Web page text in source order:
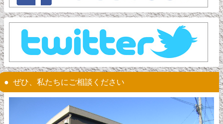
ぜひ、私たちにご相談ください